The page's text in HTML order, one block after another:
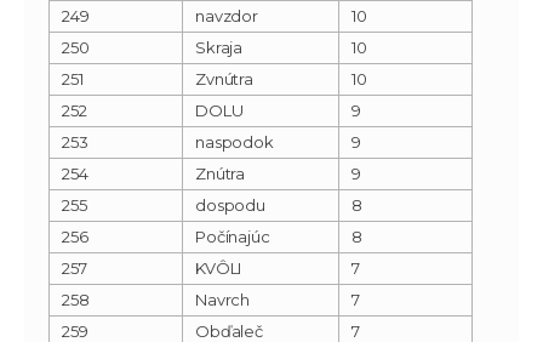
249
navzdor
10
250
Skraja
10
251
Zvnútra
10
252
DOLU
9
253
naspodok
9
254
Znútra
9
255
dospodu
8
256
Počínajúc
8
257
KVÔLI
7
258
Navrch
7
259
Obďaleč
7